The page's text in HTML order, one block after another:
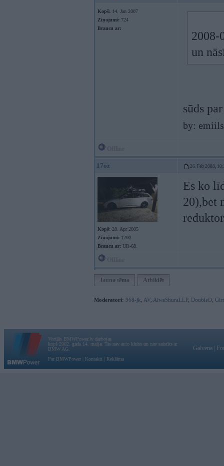
Kopš: 14. Jan 2007
Ziņojumi: 724
Braucu ar:
2008-
un
sūds
by:
17oz 26. Feb 2008,
Kopš: 28. Apr 2005
Ziņojumi: 1200
Braucu ar: UR-68.
Es ko
20),bet
Jauna tēma Atbildēt
Moderatori: 968-jk AV AiwaShuraLLP, DoubleD
Vortāls BMWPower.lv darbojas
kopš 2002. gada 14. maija. Tas nav auto klubs un nav saistīts ar
BMW AG.
Par BMWPower
Kontakti Reklāma
Galvena